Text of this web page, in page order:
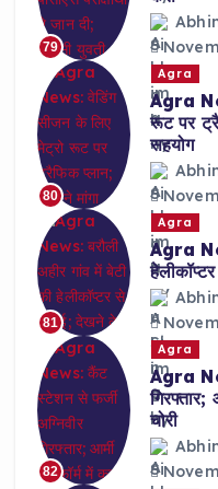
79
80
Agra
Agra
रूट पर
सहयोग
81
Agra
Agra
82
Agra
Agra
गिरफ्तार;
चोरी